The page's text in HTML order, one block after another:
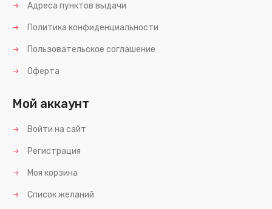
Адреса пунктов выдачи
Политика конфиденциальности
Пользовательское соглашение
Оферта
Мой аккаунт
Войти на сайт
Регистрация
Моя корзина
Список желаний